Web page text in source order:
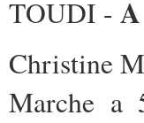
TOUDI -
Christine
Marche a